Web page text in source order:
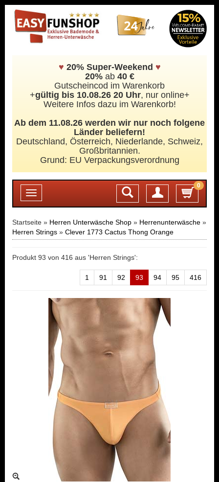
♥ 20% Super-Weekend ♥
20%ab 40 €
Gutscheincod im Warenkorb
+gültig bis 10.08.26 20 Uhr, nur online+
Weitere Infos dazu im Warenkorb!
Ab dem 11.08.26 werden wir nur noch folgene
Länder beliefern!
Deutschland, Österreich, Niederlande, Schweiz,
Großbritannien.
Grund: EU Verpackungsverordnung
Toggle
navigation
0
Login
Startseite » Herren Unterwäsche Shop » Herrenunterwäsche »
Herren Strings » Clever 1773 Cactus Thong Orange
Produkt 93 von 416 aus 'Herren Strings':
1 91 92 93 94 95 416